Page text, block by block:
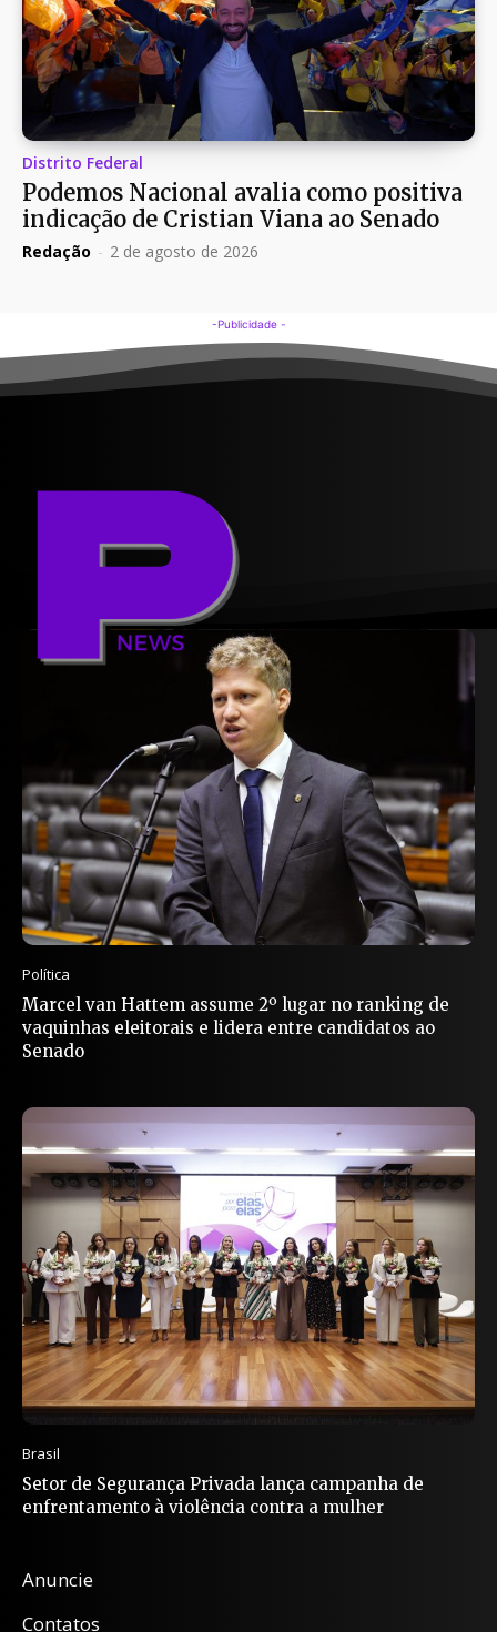
Distrito Federal
Podemos Nacional avalia como positiva
indicação de Cristian Viana ao Senado
Redação - 2 de agosto de 2026
-Publicidade -
Política
Marcel van Hattem assume 2º lugar no ranking de
vaquinhas eleitorais e lidera entre candidatos ao
Senado
Brasil
Setor de Segurança Privada lança campanha de
enfrentamento à violência contra a mulher
Anuncie
Contatos